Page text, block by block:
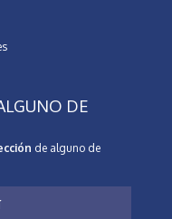
DE
de alguno de